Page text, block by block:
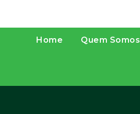
Home Quem Somos